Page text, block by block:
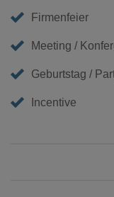
Firmenfeier
Meeting /
Geburtstag /
Incentive